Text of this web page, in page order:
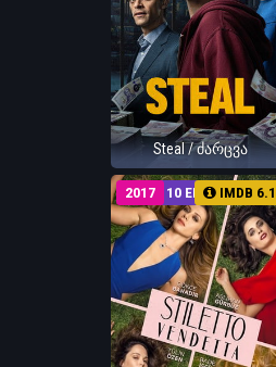
Steal / ძარცვა
10 EP
2017 IMDB 6.1